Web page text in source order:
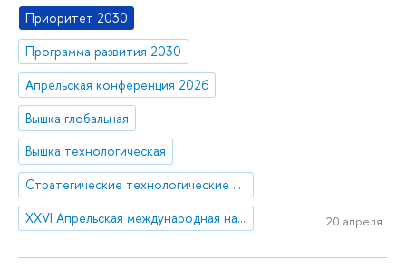
Приоритет 2030
Программа развития 2030
Апрельская конференция 2026
Вышка глобальная
Вышка технологическая
Стратегические технологические проекты
XXVI Апрельская международная научная конференция имени Е.Г. Ясина
20 апреля